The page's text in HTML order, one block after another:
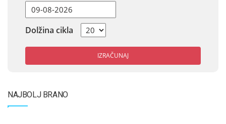
Dolžina cikla
IZRAČUNAJ
NAJBOLJ BRANO